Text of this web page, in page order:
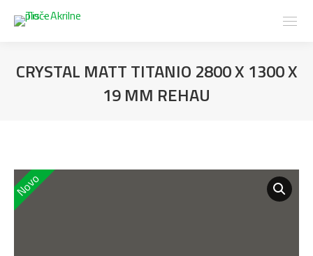
CRYSTAL MATT TITANIO 2800 X 1300 X
19 MM REHAU
Novo